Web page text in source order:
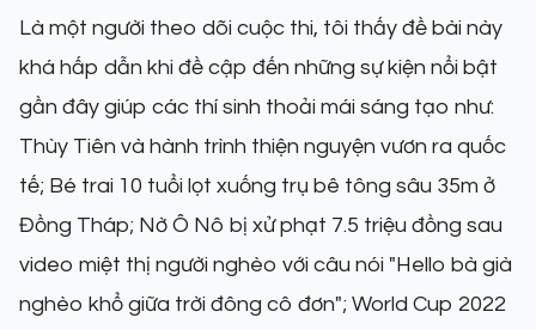
Là một người theo dõi cuộc thi, tôi thấy đề bài này
khá hấp dẫn khi đề cập đến những sự kiện nổi bật
gần đây giúp các thí sinh thoải mái sáng tạo như:
Thùy Tiên và hành trình thiện nguyện vươn ra quốc
tế; Bé trai 10 tuổi lọt xuống trụ bê tông sâu 35m ở
Đồng Tháp; Nờ Ô Nô bị xử phạt 7.5 triệu đồng sau
video miệt thị người nghèo với câu nói "Hello bà già
nghèo khổ giữa trời đông cô đơn"; World Cup 2022